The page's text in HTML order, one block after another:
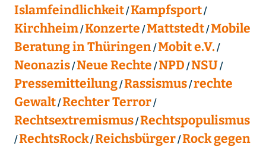
Islamfeindlichkeit Kampfsport
Kirchheim Konzerte Mattstedt Mobile
Beratung in Thüringen Mobit e.V.
Neonazis Neue Rechte NPD NSU
Pressemitteilung Rassismus rechte
Gewalt Rechter Terror
Rechtsextremismus Rechtspopulismus
RechtsRock Reichsbürger Rock gegen